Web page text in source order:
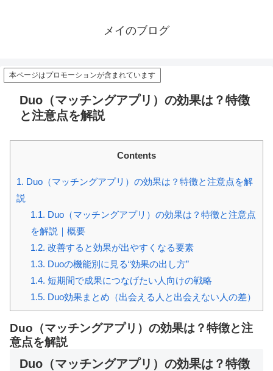
メイのブログ
本ページはプロモーションが含まれています
Duo（マッチングアプリ）の効果は？特徴
と注意点を解説
Contents
1. Duo（マッチングアプリ）の効果は？特徴と注意点を解
説
1.1. Duo（マッチングアプリ）の効果は？特徴と注意点
を解説｜概要
1.2. 改善すると効果が出やすくなる要素
1.3. Duoの機能別に見る“効果の出し方”
1.4. 短期間で成果につなげたい人向けの戦略
1.5. Duo効果まとめ（出会える人と出会えない人の差）
Duo（マッチングアプリ）の効果は？特徴と注
意点を解説
Duo（マッチングアプリ）の効果は？特徴